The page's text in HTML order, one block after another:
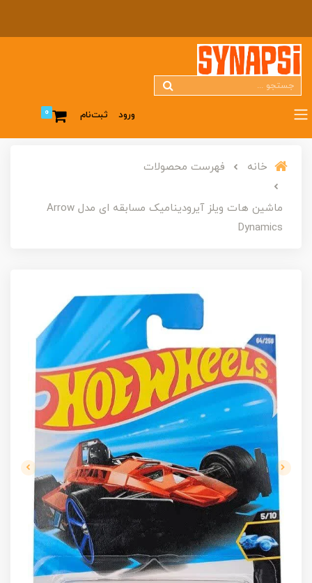
ورود ثبت‌نام 0
خانه فهرست محصولات
ماشین هات ویلز آیرودینامیک مسابقه ای مدل Arrow
Dynamics